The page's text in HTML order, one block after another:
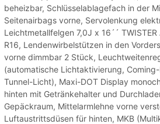
beheizbar, Schlüsselablagefach in der
Seitenairbags vorne, Servolenkung
Leichtmetallfelgen 7,0J x 16´´
R16, Lendenwirbelstützen in den
vorne dimmbar 2 Stück,
(automatische Lichtaktivierung,
Tunnel-Licht), Maxi-DOT Display
hinten mit Getränkehalter und
Gepäckraum, Mittelarmlehne vorne
Luftaustrittsdüsen für hinten, MKB